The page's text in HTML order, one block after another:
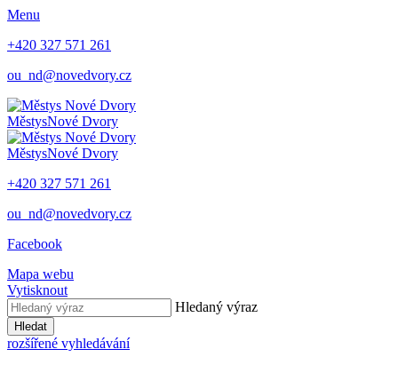
Menu
+420 327 571 261
ou_nd@novedvory.cz
MěstysNové Dvory
MěstysNové Dvory
+420 327 571 261
ou_nd@novedvory.cz
Facebook
Mapa webu
Vytisknout
Hledaný výraz
Hledat
rozšířené vyhledávání